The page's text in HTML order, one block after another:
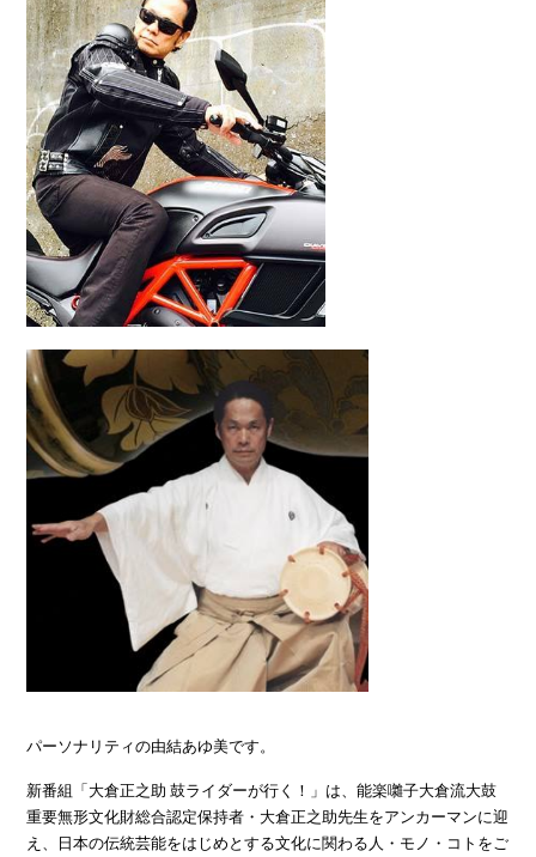
パーソナリティの由結あゆ美です。
新番組「大倉正之助 鼓ライダーが行く！」は、能楽囃子大倉流大鼓
重要無形文化財総合認定保持者・大倉正之助先生をアンカーマンに迎
え、日本の伝統芸能をはじめとする文化に関わる人・モノ・コトをご